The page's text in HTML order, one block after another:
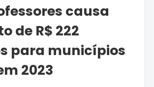
causa
de R$ 222
para municípios
2023